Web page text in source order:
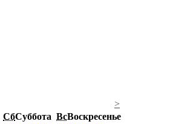
>
СбСуббота ВсВоскресенье